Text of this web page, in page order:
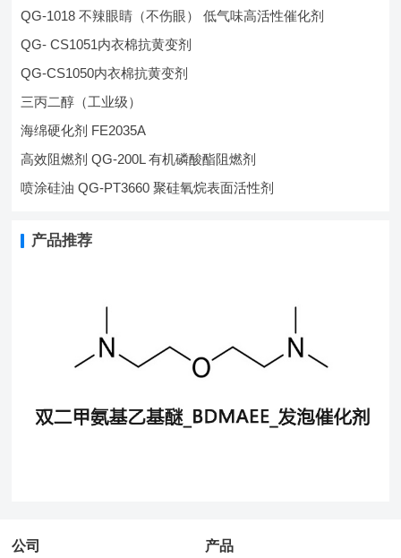
QG-1018 不辣眼睛（不伤眼） 低气味高活性催化剂
QG- CS1051内衣棉抗黄变剂
QG-CS1050内衣棉抗黄变剂
三丙二醇（工业级）
海绵硬化剂 FE2035A
高效阻燃剂 QG-200L 有机磷酸酯阻燃剂
喷涂硅油 QG-PT3660 聚硅氧烷表面活性剂
产品推荐
公司 产品